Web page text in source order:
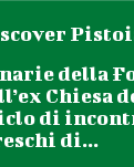
della
Chiesa
di
di...